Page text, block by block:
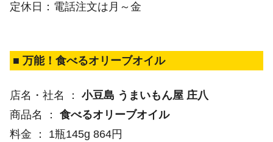
定休日：電話注文は月～金
■ 万能！食べるオリーブオイル
店名・社名 ： 小豆島 うまいもん屋 庄八
商品名 ： 食べるオリーブオイル
料金 ： 1瓶145g 864円